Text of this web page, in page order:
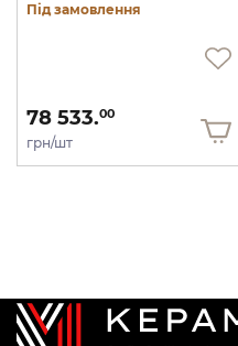
Під замовлення
78 533.00
грн/шт